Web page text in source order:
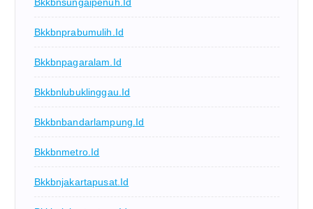
Bkkbnprabumulih.id
Bkkbnpagaralam.id
Bkkbnlubuklinggau.id
Bkkbnbandarlampung.id
Bkkbnmetro.id
Bkkbnjakartapusat.id